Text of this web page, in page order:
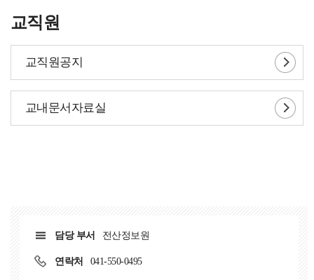
교직원
교직원공지
교내문서자료실
담당 부서 전산정보원
연락처 041-550-0495